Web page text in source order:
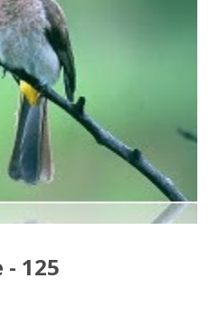
दुइमत नहोला ! यसर्थ अमेरिकी
का विरुद्ध भनेकाले राम्रो झैँ
भएको खण्डमा प्राय सबै साइटहरु
खण्डमा इन्टरनेट कस्तो हुन्छ भन्ने
ब्ल्याकआउट” ले पनि प्रस्ट पारेकोछ !
पेजहरुमा हिजो केही
म्यागजिनहरुमा लेखिएका
लागु भएको खण्डमा, विकिपेडिया,
- 125